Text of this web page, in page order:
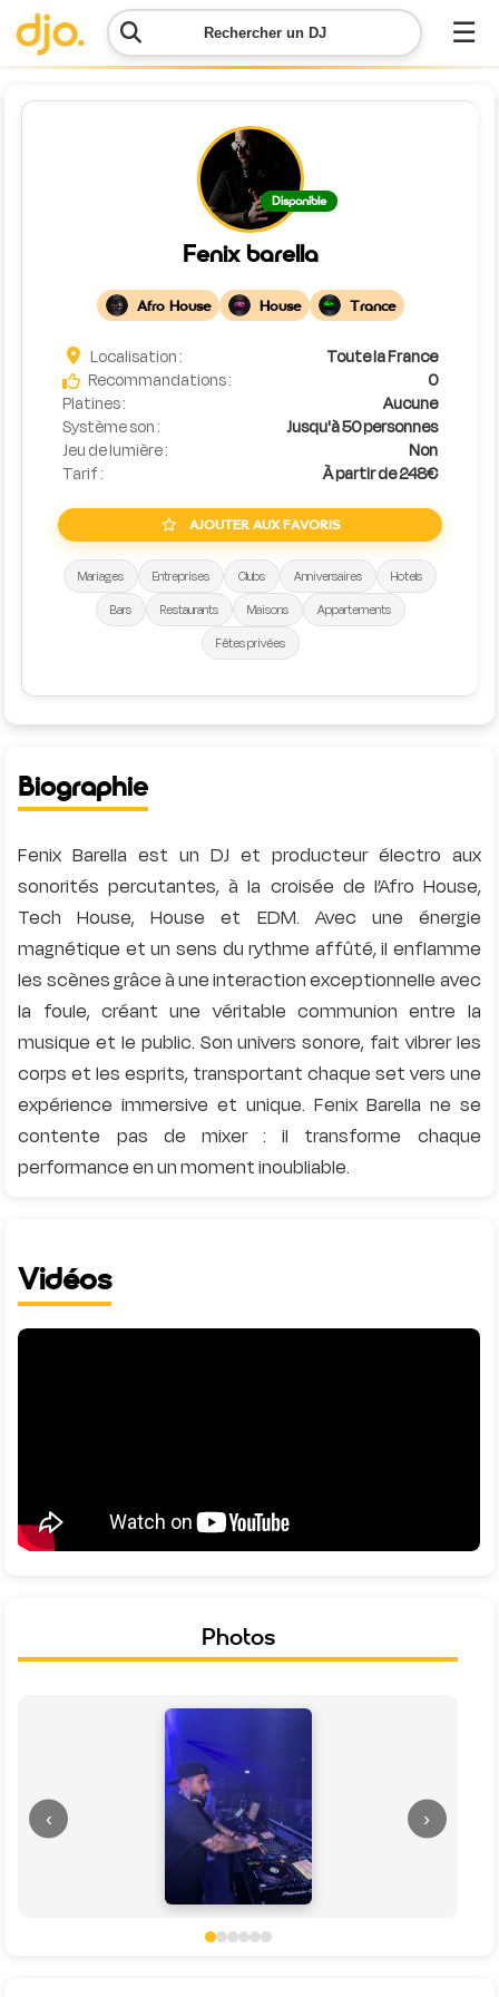
Rechercher un DJ ☰
Menu
demande
Simulateur
de prix
Disponible
Fenix barella
Afro House House Trance
Localisation :
Toute la France
Recommandations :
0
Platines :
Aucune
Système son :
Jusqu'à 50 personnes
Jeu de lumière :
Non
Tarif :
À partir de 248€
AJOUTER AUX FAVORIS
Mariages Entreprises Clubs Anniversaires
Hotels
Bars
Restaurants Maisons
Appartements
Fêtes privées
Biographie
Fenix Barella est un DJ et producteur électro aux
sonorités percutantes, à la croisée de l’Afro House,
Tech House, House et EDM. Avec une énergie
magnétique et un sens du rythme affûté, il enflamme
les scènes grâce à une interaction exceptionnelle avec
la foule, créant une véritable communion entre la
musique et le public. Son univers sonore, fait vibrer les
corps et les esprits, transportant chaque set vers une
expérience immersive et unique. Fenix Barella ne se
contente pas de mixer : il transforme chaque
Vidéos
Photos
‹ ›